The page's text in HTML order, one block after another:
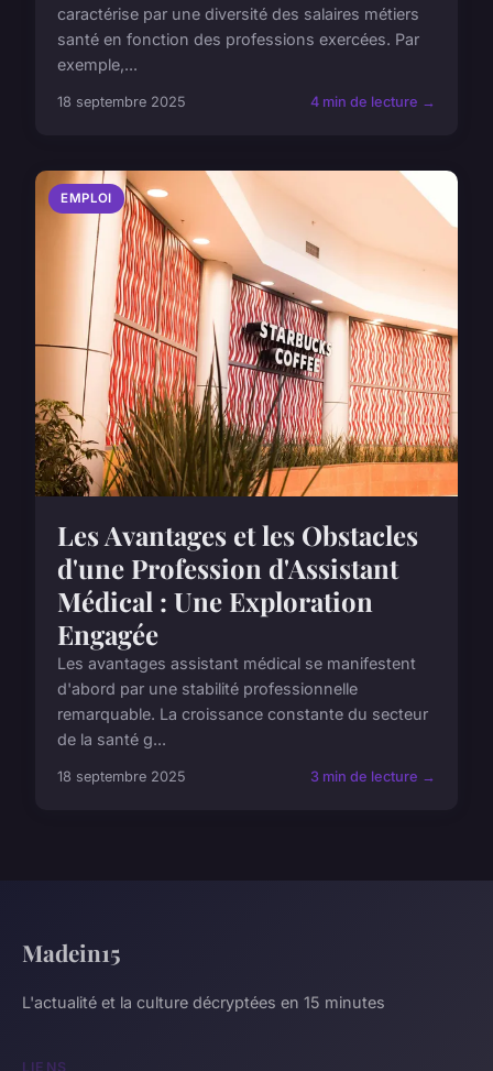
caractérise par une diversité des salaires métiers
santé en fonction des professions exercées. Par
exemple,...
18 septembre 2025 4 min de lecture →
EMPLOI
Les Avantages et les Obstacles
d'une Profession d'Assistant
Médical : Une Exploration
Engagée
Les avantages assistant médical se manifestent
d'abord par une stabilité professionnelle
remarquable. La croissance constante du secteur
de la santé g...
18 septembre 2025 3 min de lecture →
Madein15
L'actualité et la culture décryptées en 15 minutes
LIENS